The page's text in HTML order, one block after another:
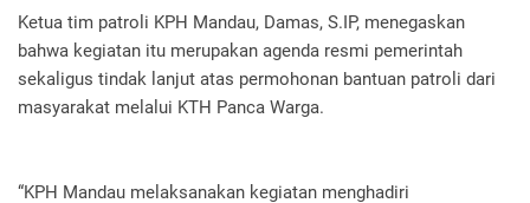
Ketua tim patroli KPH Mandau, Damas, S.IP, menegaskan
bahwa kegiatan itu merupakan agenda resmi pemerintah
sekaligus tindak lanjut atas permohonan bantuan patroli dari
masyarakat melalui KTH Panca Warga.
“KPH Mandau melaksanakan kegiatan menghadiri